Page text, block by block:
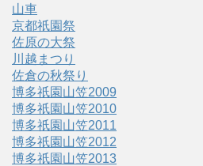
山車
京都祇園祭
佐原の大祭
川越まつり
佐倉の秋祭り
博多祇園山笠2009
博多祇園山笠2010
博多祇園山笠2011
博多祇園山笠2012
博多祇園山笠2013